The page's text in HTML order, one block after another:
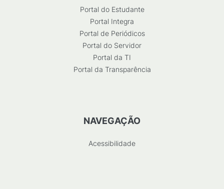
Portal do Estudante
Portal Integra
Portal de Periódicos
Portal do Servidor
Portal da TI
Portal da Transparência
NAVEGAÇÃO
Acessibilidade